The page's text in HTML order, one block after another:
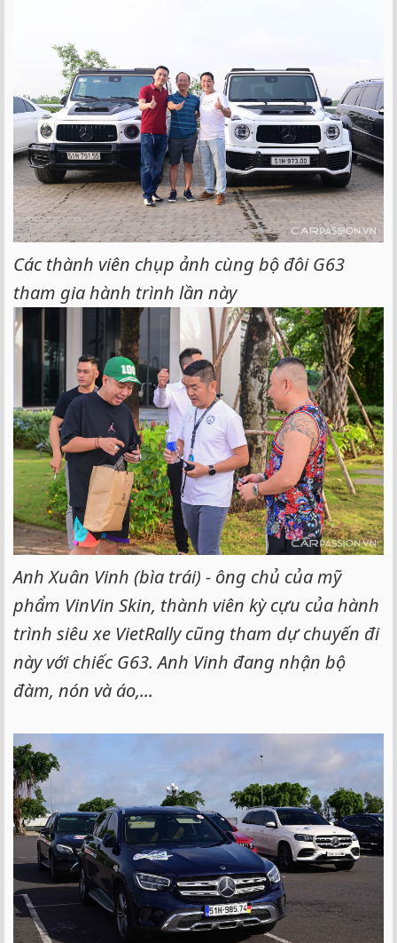
Các thành viên chụp ảnh cùng bộ đôi G63
tham gia hành trình lần này
Anh Xuân Vinh (bìa trái) - ông chủ của mỹ
phẩm VinVin Skin, thành viên kỳ cựu của hành
trình siêu xe VietRally cũng tham dự chuyến đi
này với chiếc G63. Anh Vinh đang nhận bộ
đàm, nón và áo,...